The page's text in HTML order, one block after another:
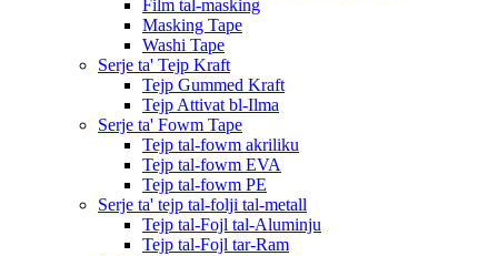
Film tal-masking
Masking Tape
Washi Tape
Serje ta' Tejp Kraft
Tejp Gummed Kraft
Tejp Attivat bl-Ilma
Serje ta' Fowm Tape
Tejp tal-fowm akriliku
Tejp tal-fowm EVA
Tejp tal-fowm PE
Serje ta' tejp tal-folji tal-metall
Tejp tal-Fojl tal-Aluminju
Tejp tal-Fojl tar-Ram